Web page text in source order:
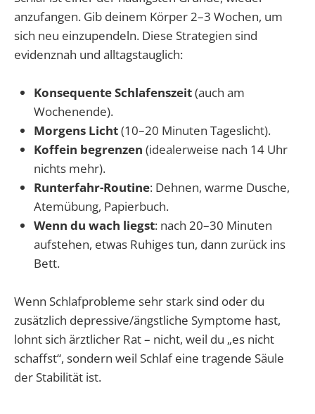
anzufangen. Gib deinem Körper 2–3 Wochen, um
sich neu einzupendeln. Diese Strategien sind
evidenznah und alltagstauglich:
Konsequente Schlafenszeit(auch am
Wochenende).
Morgens Licht(10–20 Minuten Tageslicht).
Koffein begrenzen (idealerweise nach 14 Uhr
nichts mehr).
Runterfahr-Routine: Dehnen, warme Dusche,
Atemübung, Papierbuch.
Wenn du wach liegst: nach 20–30 Minuten
aufstehen, etwas Ruhiges tun, dann zurück ins
Bett.
Wenn Schlafprobleme sehr stark sind oder du
zusätzlich depressive/ängstliche Symptome hast,
lohnt sich ärztlicher Rat – nicht, weil du „es nicht
schaffst“, sondern weil Schlaf eine tragende Säule
der Stabilität ist.